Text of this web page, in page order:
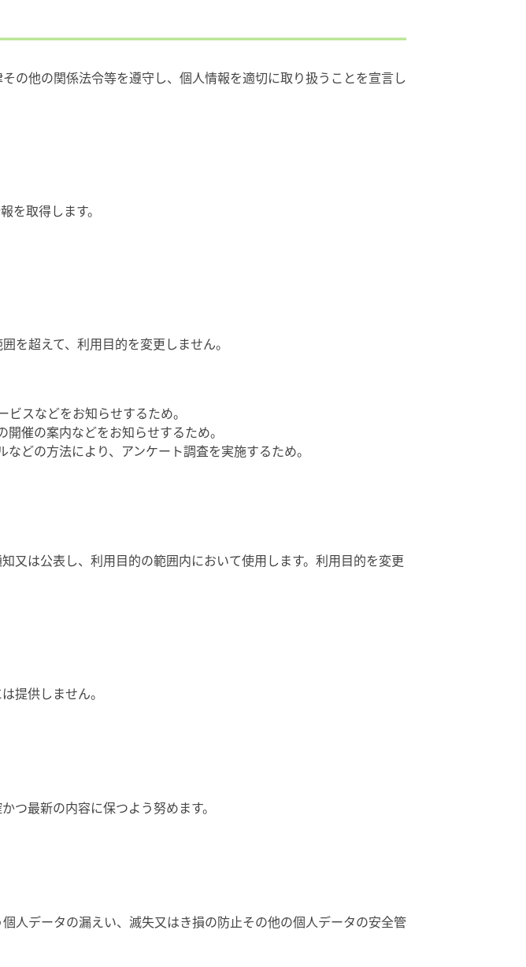
の他の関係法令等を遵守し、個人情報を適切に取り扱うことを宣言し
を取得します。
を超えて、利用目的を変更しません。
スなどをお知らせするため。
催の案内などをお知らせするため。
どの方法により、アンケート調査を実施するため。
又は公表し、利用目的の範囲内において使用します。利用目的を変更
提供しません。
つ最新の内容に保つよう努めます。
人データの漏えい、滅失又はき損の防止その他の個人データの安全管